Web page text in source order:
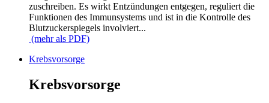
zuschreiben. Es wirkt Entzündungen entgegen, reguliert die
Funktionen des Immunsystems und ist in die Kontrolle des
Blutzuckerspiegels involviert...
(mehr als PDF)
Krebsvorsorge
Krebsvorsorge